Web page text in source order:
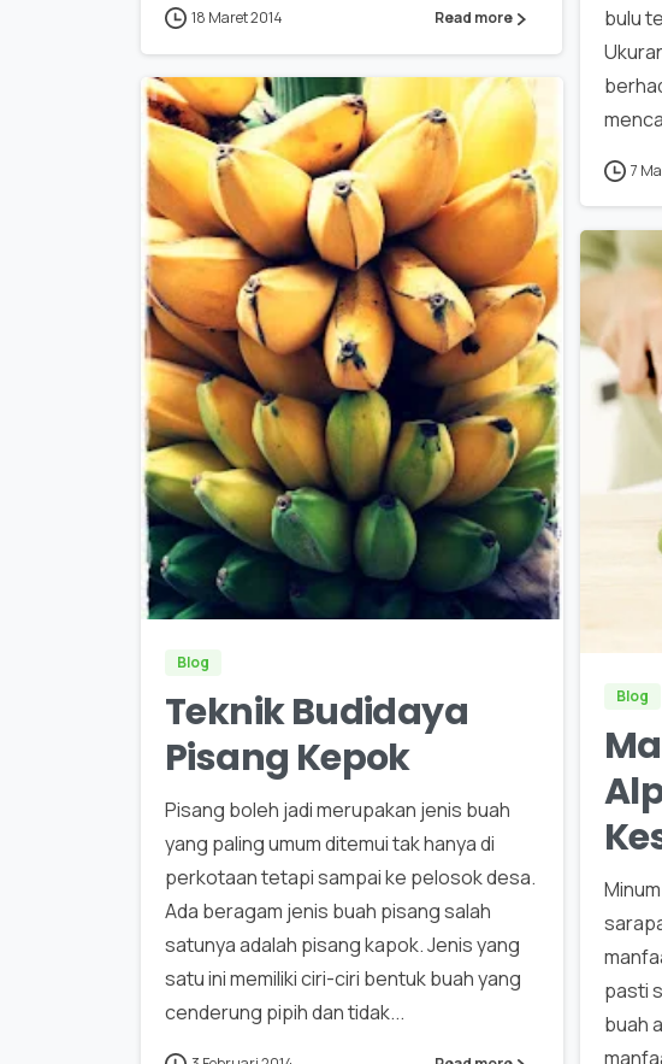
18 Maret 2014 Read more
bulu
7
0
Blog
Teknik Budidaya
Pisang Kepok
Pisang boleh jadi merupakan jenis buah
yang paling umum ditemui tak hanya di
perkotaan tetapi sampai ke pelosok desa.
Ada beragam jenis buah pisang salah
satunya adalah pisang kapok. Jenis yang
satu ini memiliki ciri-ciri bentuk buah yang
cenderung pipih dan tidak...
Blog
pasti
buah